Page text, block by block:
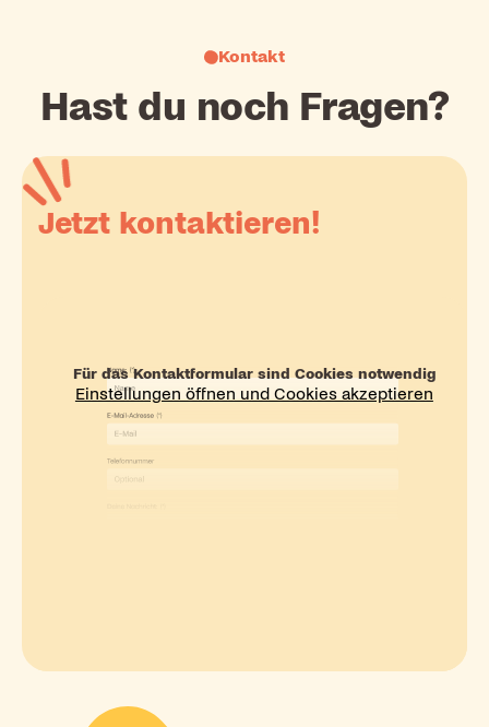
Kontakt
Hast du noch Fragen?
Jetzt kontaktieren!
Für das Kontaktformular sind Cookies notwendig
Einstellungen öffnen und Cookies akzeptieren